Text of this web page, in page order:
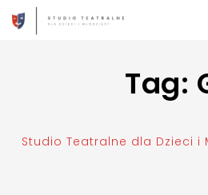
Tag:
Studio Teatralne dla Dzieci i